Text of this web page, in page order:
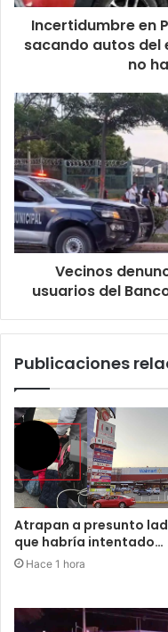
Incertidumbre en
sacando autos del
no
Vecinos
usuarios del
Publicaciones
Atrapan a presunto
que habría intentado…
Hace 1 hora